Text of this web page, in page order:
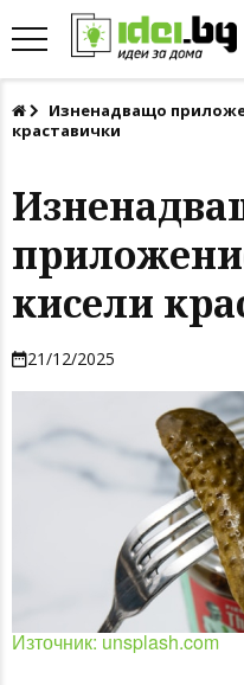
Изненадващо
краставички
кисели
21/12/2025
Източник: unsplash.com